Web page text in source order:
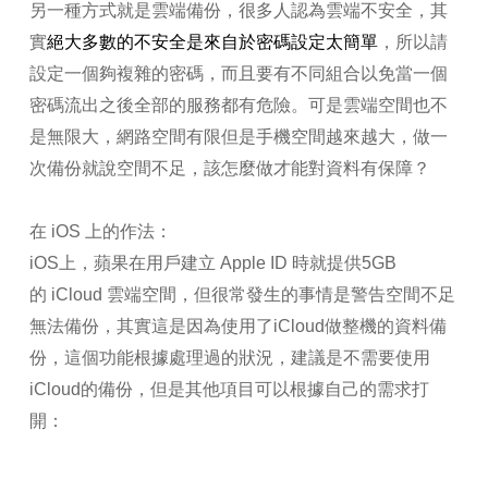
另一種方式就是雲端備份，很多人認為雲端不安全，其
實絕大多數的不安全是來自於密碼設定太簡單，所以請
設定一個夠複雜的密碼，而且要有不同組合以免當一個
密碼流出之後全部的服務都有危險。可是雲端空間也不
是無限大，網路空間有限但是手機空間越來越大，做一
次備份就說空間不足，該怎麼做才能對資料有保障？
在 iOS 上的作法：
iOS上，蘋果在用戶建立 Apple ID 時就提供5GB
的 iCloud 雲端空間，但很常發生的事情是警告空間不足
無法備份，其實這是因為使用了iCloud做整機的資料備
份，這個功能根據處理過的狀況，建議是不需要使用
iCloud的備份，但是其他項目可以根據自己的需求打
開：